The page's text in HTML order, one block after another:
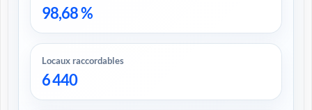
98,68 %
Locaux raccordables
6 440